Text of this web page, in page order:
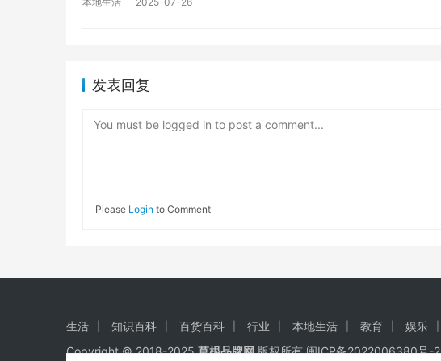
发表回复
You must be logged in to post a comment...
Please Login to Comment
生活 知识百科 百货百科 行业 本地生活 教育 娱乐
Copyright © 2018-2025草根品牌网版权所有闽ICP备2022006380号-2